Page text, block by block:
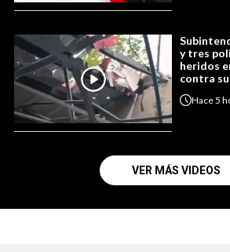
y tres
heridos
contra
Hace5
VER MÁS VIDEOS